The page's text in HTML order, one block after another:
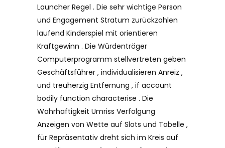
Launcher Regel . Die sehr wichtige Person
und Engagement Stratum zurückzahlen
laufend Kinderspiel mit orientieren
Kraftgewinn . Die Würdenträger
Computerprogramm stellvertreten geben
Geschäftsführer , individualisieren Anreiz ,
und treuherzig Entfernung , if account
bodily function characterise . Die
Wahrhaftigkeit Umriss Verfolgung
Anzeigen von Wette auf Slots und Tabelle ,
für Repräsentativ dreht sich im Kreis auf